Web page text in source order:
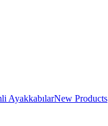
AyakkabılarNew Products